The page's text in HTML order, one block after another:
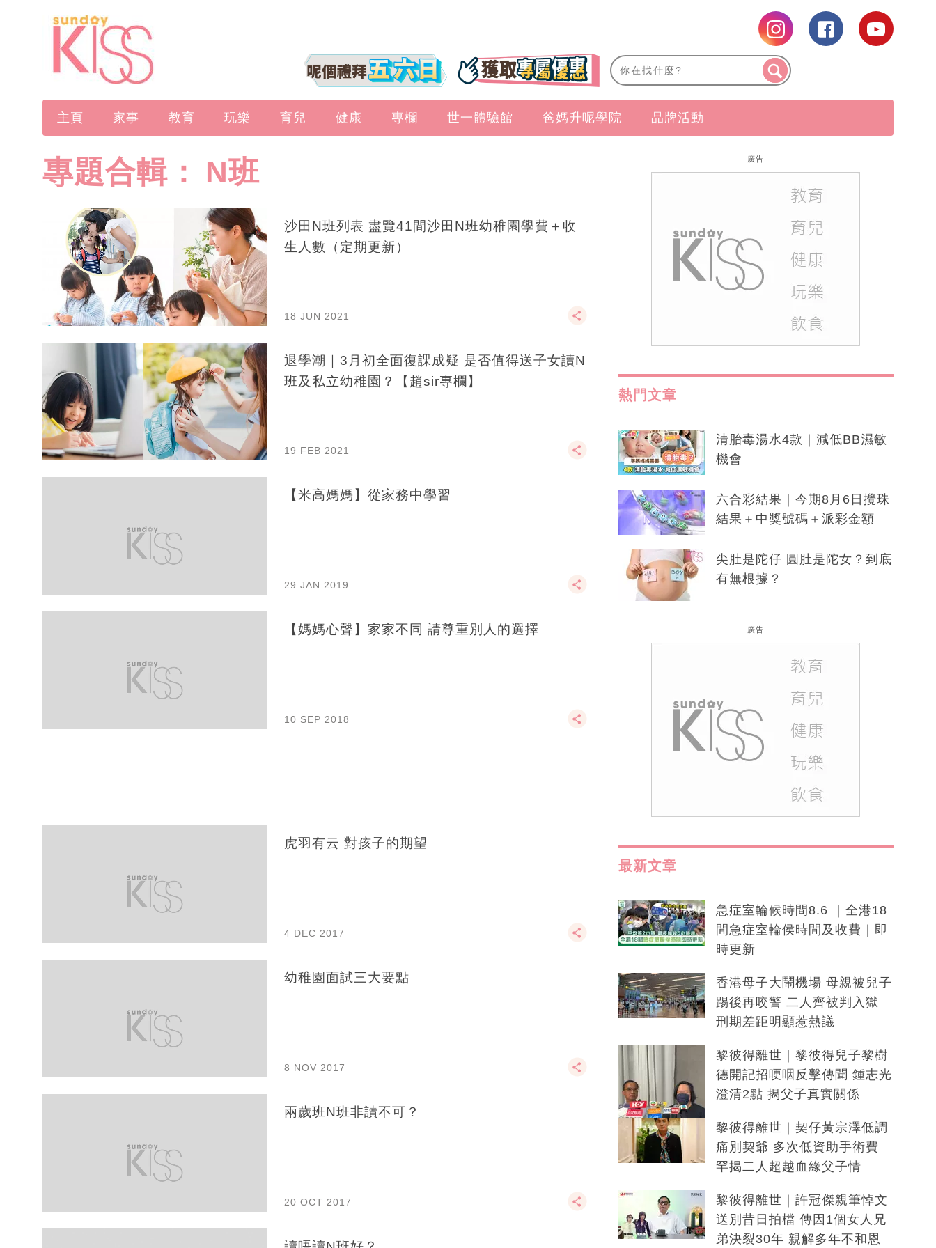
主頁 家事 教育 玩樂 育兒 健康 專欄 世一體驗館 爸媽升呢學院 品牌活動
專題合輯： N班
沙田N班列表 盡覽41間沙田N班幼稚園學費＋收
生人數（定期更新）
18 JUN 2021
退學潮｜3月初全面復課成疑 是否值得送子女讀N
班及私立幼稚園？【趙sir專欄】
19 FEB 2021
【米高媽媽】從家務中學習
29 JAN 2019
【媽媽心聲】家家不同 請尊重別人的選擇
10 SEP 2018
虎羽有云 對孩子的期望
4 DEC 2017
幼稚園面試三大要點
8 NOV 2017
兩歲班N班非讀不可？
20 OCT 2017
廣告
熱門文章
清胎毒湯水4款｜減低BB濕敏
機會
六合彩結果｜今期8月6日攪珠
結果＋中獎號碼＋派彩金額
尖肚是陀仔 圓肚是陀女？到底
有無根據？
廣告
最新文章
急症室輪候時間8.6 ｜全港18
間急症室輪侯時間及收費｜即
時更新
香港母子大鬧機場 母親被兒子
踢後再咬警 二人齊被判入獄
刑期差距明顯惹熱議
黎彼得離世｜黎彼得兒子黎樹
德開記招哽咽反擊傳聞 鍾志光
澄清2點 揭父子真實關係
黎彼得離世｜契仔黃宗澤低調
痛別契爺 多次低資助手術費
罕揭二人超越血緣父子情
黎彼得離世｜許冠傑親筆悼文
送別昔日拍檔 傳因1個女人兄
弟決裂30年 親解多年不和恩